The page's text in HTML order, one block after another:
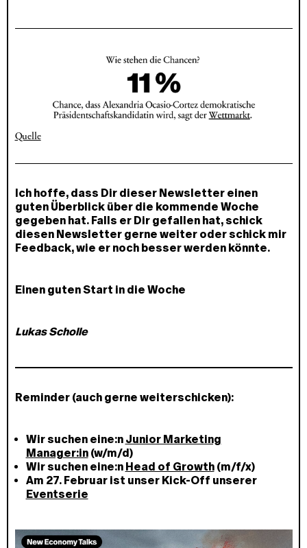
Quelle
Ich hoffe, dass Dir dieser Newsletter einen
guten Überblick über die kommende Woche
gegeben hat. Falls er Dir gefallen hat, schick
diesen Newsletter gerne weiter oder schick mir
Feedback, wie er noch besser werden könnte.
Einen guten Start in die Woche
Lukas Scholle
Reminder (auch gerne weiterschicken):
Wir suchen eine:n Junior Marketing
Manager:in(w/m/d)
Wir suchen eine:n Head of Growth(m/f/x)
Am 27. Februar ist unser Kick-Off unserer
Eventserie